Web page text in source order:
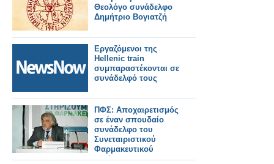
Θεολόγο συνάδελφο
Δημήτριο Βογιατζή
Εργαζόμενοι της
Hellenic train
συμπαραστέκονται σε
συνάδελφό τους
ΠΦΣ: Αποχαιρετισμός
σε έναν σπουδαίο
συνάδελφο του
Συνεταιριστικού
Φαρμακευτικού
Κινήματος